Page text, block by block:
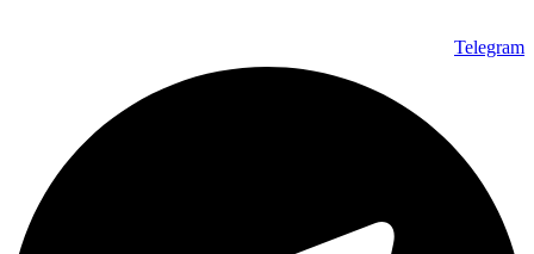
Telegram